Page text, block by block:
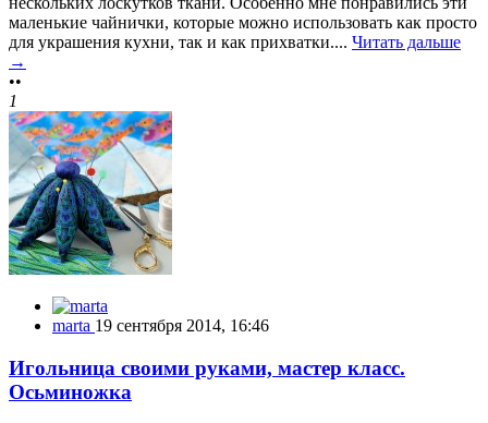
маленькие чайнички, которые можно использовать как просто
для украшения кухни, так и как прихватки.... Читать дальше
→
••
1
marta 19 сентября 2014, 16:46
Игольница своими руками, мастер класс.
Осьминожка